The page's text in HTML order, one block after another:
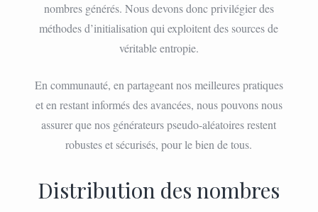
nombres générés. Nous devons donc privilégier des
méthodes d’initialisation qui exploitent des sources de
véritable entropie.
En communauté, en partageant nos meilleures pratiques
et en restant informés des avancées, nous pouvons nous
assurer que nos générateurs pseudo-aléatoires restent
robustes et sécurisés, pour le bien de tous.
Distribution des nombres